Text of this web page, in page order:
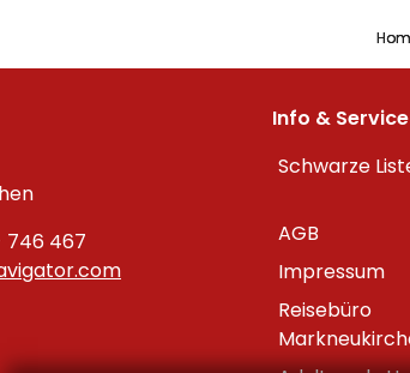
746 467
Info & Service
Schwarze
AGB
Impressum
Reisebüro